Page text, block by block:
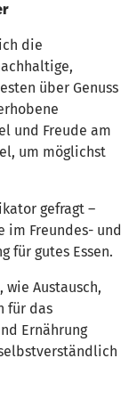
die
über Genuss
und Freude am
um möglichst
gefragt –
im Freundes- und
für gutes Essen.
Austausch,
für das
Ernährung